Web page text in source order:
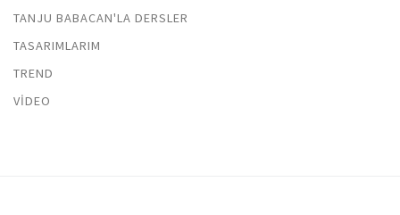
TANJU BABACAN'LA DERSLER
TASARIMLARIM
TREND
VIDEO